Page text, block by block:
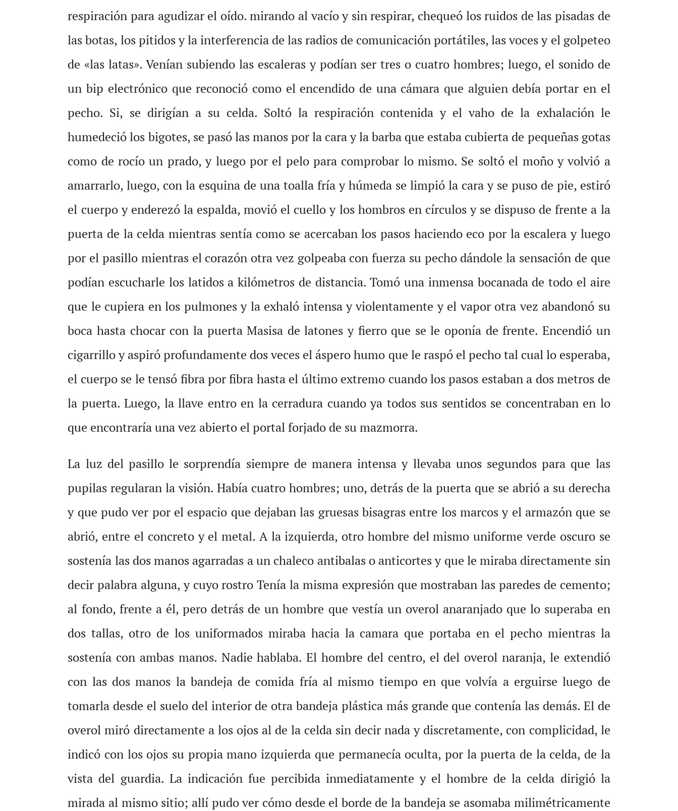
respiración para agudizar el oído. mirando al vacío y sin respirar, chequeó los ruidos de las pisadas de
las botas, los pitidos y la interferencia de las radios de comunicación portátiles, las voces y el golpeteo
de «las latas». Venían subiendo las escaleras y podían ser tres o cuatro hombres; luego, el sonido de
un bip electrónico que reconoció como el encendido de una cámara que alguien debía portar en el
pecho. Si, se dirigían a su celda. Soltó la respiración contenida y el vaho de la exhalación le
humedeció los bigotes, se pasó las manos por la cara y la barba que estaba cubierta de pequeñas gotas
como de rocío un prado, y luego por el pelo para comprobar lo mismo. Se soltó el moño y volvió a
amarrarlo, luego, con la esquina de una toalla fría y húmeda se limpió la cara y se puso de pie, estiró
el cuerpo y enderezó la espalda, movió el cuello y los hombros en círculos y se dispuso de frente a la
puerta de la celda mientras sentía como se acercaban los pasos haciendo eco por la escalera y luego
por el pasillo mientras el corazón otra vez golpeaba con fuerza su pecho dándole la sensación de que
podían escucharle los latidos a kilómetros de distancia. Tomó una inmensa bocanada de todo el aire
que le cupiera en los pulmones y la exhaló intensa y violentamente y el vapor otra vez abandonó su
boca hasta chocar con la puerta Masisa de latones y fierro que se le oponía de frente. Encendió un
cigarrillo y aspiró profundamente dos veces el áspero humo que le raspó el pecho tal cual lo esperaba,
el cuerpo se le tensó fibra por fibra hasta el último extremo cuando los pasos estaban a dos metros de
la puerta. Luego, la llave entro en la cerradura cuando ya todos sus sentidos se concentraban en lo
que encontraría una vez abierto el portal forjado de su mazmorra.
La luz del pasillo le sorprendía siempre de manera intensa y llevaba unos segundos para que las
pupilas regularan la visión. Había cuatro hombres; uno, detrás de la puerta que se abrió a su derecha
y que pudo ver por el espacio que dejaban las gruesas bisagras entre los marcos y el armazón que se
abrió, entre el concreto y el metal. A la izquierda, otro hombre del mismo uniforme verde oscuro se
sostenía las dos manos agarradas a un chaleco antibalas o anticortes y que le miraba directamente sin
decir palabra alguna, y cuyo rostro Tenía la misma expresión que mostraban las paredes de cemento;
al fondo, frente a él, pero detrás de un hombre que vestía un overol anaranjado que lo superaba en
dos tallas, otro de los uniformados miraba hacia la camara que portaba en el pecho mientras la
sostenía con ambas manos. Nadie hablaba. El hombre del centro, el del overol naranja, le extendió
con las dos manos la bandeja de comida fría al mismo tiempo en que volvía a erguirse luego de
tomarla desde el suelo del interior de otra bandeja plástica más grande que contenía las demás. El de
overol miró directamente a los ojos al de la celda sin decir nada y discretamente, con complicidad, le
indicó con los ojos su propia mano izquierda que permanecía oculta, por la puerta de la celda, de la
vista del guardia. La indicación fue percibida inmediatamente y el hombre de la celda dirigió la
mirada al mismo sitio; allí pudo ver cómo desde el borde de la bandeja se asomaba milimétricamente